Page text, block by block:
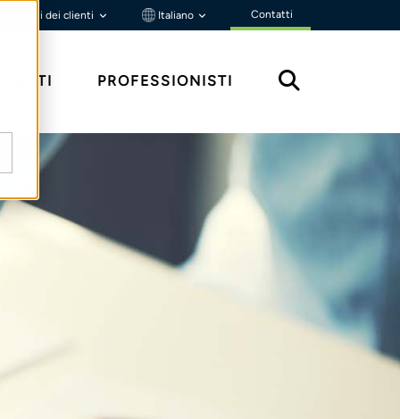
Portali dei clienti Italiano Contatti
PROFESSIONISTI